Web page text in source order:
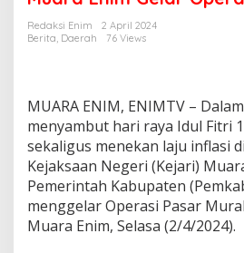
n
s
J
e
l
a
n
g
Redaksi Enim
2 April 2024
Berita, Daerah 76 Views
MUARA ENIM, ENIMTV –
menyambut hari raya Idul Fitri
sekaligus menekan laju inflasi
Kejaksaan Negeri (Kejari)
Pemerintah Kabupaten
menggelar Operasi Pasar
Muara Enim, Selasa (2/4/2024).